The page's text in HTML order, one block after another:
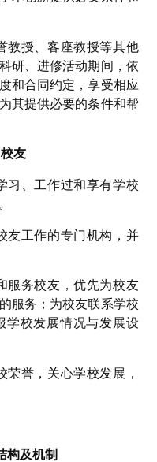
教授、客座教授等其他
研、进修活动期间，依
和合同约定，享受相应
其提供必要的条件和帮
友
习、工作过和享有学校
友工作的专门机构，并
服务校友，优先为校友
服务；为校友联系学校
学校发展情况与发展设
誉，关心学校发展，
构及机制